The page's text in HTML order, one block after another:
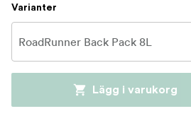
Varianter
Lägg i varukorg